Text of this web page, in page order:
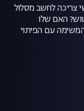
צריכה לחשב מסלול
האם שלו
עם הפיתוי